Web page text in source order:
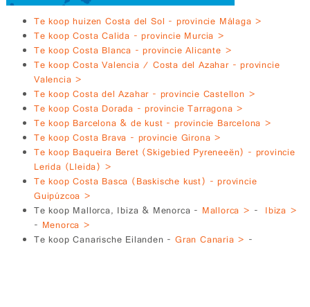
Te koop huizen Costa del Sol - provincie Málaga >
Te koop Costa Calida - provincie Murcia >
Te koop Costa Blanca - provincie Alicante >
Te koop Costa Valencia / Costa del Azahar - provincie
Valencia >
Te koop Costa del Azahar - provincie Castellon >
Te koop Costa Dorada - provincie Tarragona >
Te koop Barcelona & de kust - provincie Barcelona >
Te koop Costa Brava - provincie Girona >
Te koop Baqueira Beret (Skigebied Pyreneeën) - provincie
Lerida (Lleida) >
Te koop Costa Basca (Baskische kust) - provincie
Guipúzcoa >
Te koop Mallorca, Ibiza & Menorca - Mallorca > - Ibiza >
- Menorca >
Te koop Canarische Eilanden - Gran Canaria > -